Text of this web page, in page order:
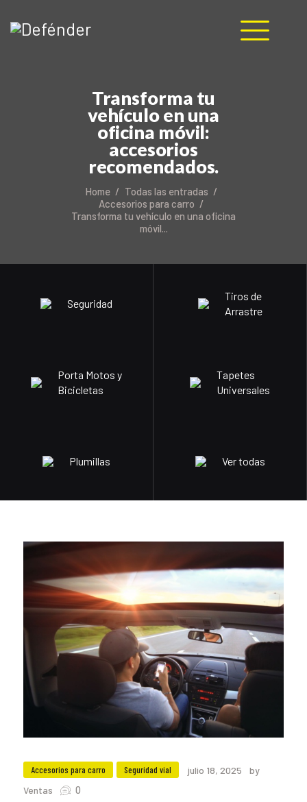
Transforma tu
vehículo en una
oficina móvil:
accesorios
recomendados.
Home
Todas las entradas
Accesorios para carro
Transforma tu vehículo en una oficina
móvil...
Seguridad
Tiros de
Arrastre
Porta Motos y
Bicicletas
Tapetes
Universales
Plumillas Ver todas
NOSOTROS
PRODUCTOS
RECURSOS
CONTACTO
Accesorios para carro Seguridad vial julio 18, 2025
by
Ventas
0